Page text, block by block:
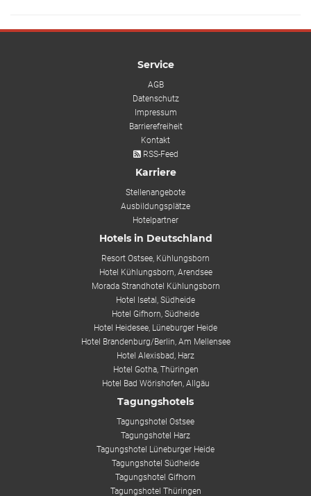
Service
AGB
Datenschutz
Impressum
Barrierefreiheit
Kontakt
RSS-Feed
Karriere
Stellenangebote
Ausbildungsplätze
Hotelpartner
Hotels in Deutschland
Resort Ostsee, Kühlungsborn
Hotel Kühlungsborn, Arendsee
Morada Strandhotel Kühlungsborn
Hotel Isetal, Südheide
Hotel Gifhorn, Südheide
Hotel Heidesee, Lüneburger Heide
Hotel Brandenburg/Berlin, Am Mellensee
Hotel Alexisbad, Harz
Hotel Gotha, Thüringen
Hotel Bad Wörishofen, Allgäu
Tagungshotels
Tagungshotel Ostsee
Tagungshotel Harz
Tagungshotel Lüneburger Heide
Tagungshotel Südheide
Tagungshotel Gifhorn
Tagungshotel Thüringen